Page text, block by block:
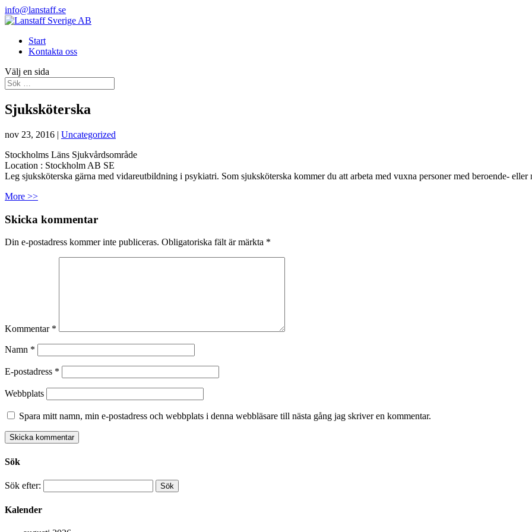
info@lanstaff.se
Start
Kontakta oss
Välj en sida
Sjuksköterska
nov 23, 2016 | Uncategorized
Stockholms Läns Sjukvårdsområde
Location : Stockholm AB SE
Leg sjuksköterska gärna med vidareutbildning i psykiatri. Som sjuksköterska kommer du att arbeta med vuxna personer med beroende-
More >>
Skicka kommentar
Din e-postadress kommer inte publiceras. Obligatoriska fält är märkta *
Kommentar *
Namn *
E-postadress *
Webbplats
Spara mitt namn, min e-postadress och webbplats i denna webbläsare till nästa gång jag skriver en kommentar.
Sök
Sök efter:
Kalender